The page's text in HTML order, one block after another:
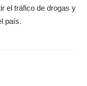
el tráfico de drogas y
país.